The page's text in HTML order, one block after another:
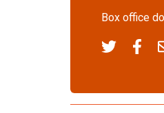
Box office